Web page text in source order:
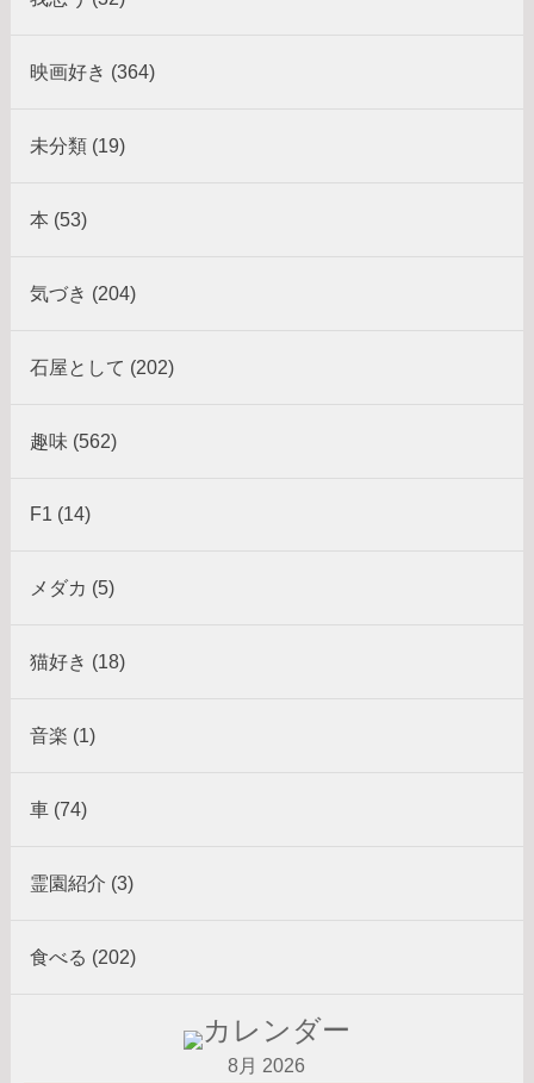
映画好き (364)
未分類 (19)
本 (53)
気づき (204)
石屋として (202)
趣味 (562)
F1 (14)
メダカ (5)
猫好き (18)
音楽 (1)
車 (74)
霊園紹介 (3)
食べる (202)
8月 2026